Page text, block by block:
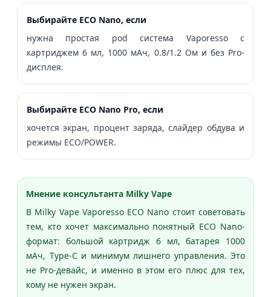
Выбирайте ECO Nano, если
нужна простая pod система Vaporesso с
картриджем 6 мл, 1000 мАч, 0.8/1.2 Ом и без Pro-
дисплея.
Выбирайте ECO Nano Pro, если
хочется экран, процент заряда, слайдер обдува и
режимы ECO/POWER.
Мнение консультанта Milky Vape
В Milky Vape Vaporesso ECO Nano стоит советовать
тем, кто хочет максимально понятный ECO Nano-
формат: большой картридж 6 мл, батарея 1000
мАч, Type-C и минимум лишнего управления. Это
не Pro-девайс, и именно в этом его плюс для тех,
кому не нужен экран.